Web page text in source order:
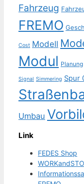
Fahrzeug
FREMO
Cost Modell
Modul Planung
Signal Simmering Spur
Umbau
Link
FEDES Shop